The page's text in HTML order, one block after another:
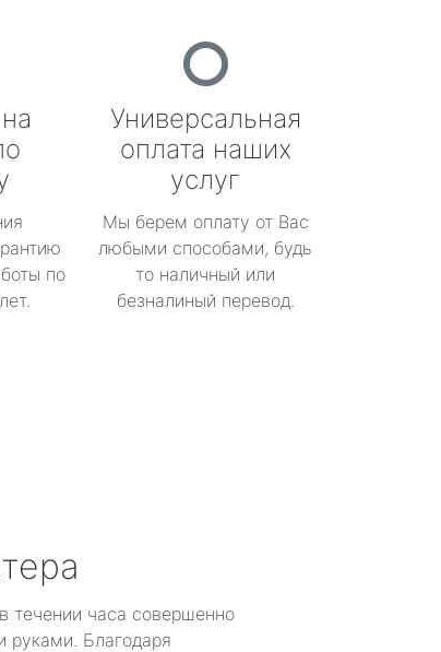
по
Универсальная
оплата наших
услуг
Мы берем оплату от Вас
любыми способами, будь
то наличный или
безналиный перевод.
течении часа совершенно
руками. Благодаря